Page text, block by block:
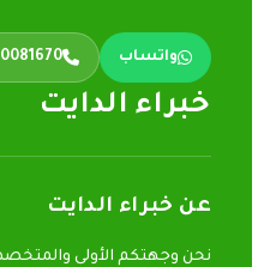
واتساب
خبراء الدايت
عن خبراء الدايت
نحن وجهتكم الأولى